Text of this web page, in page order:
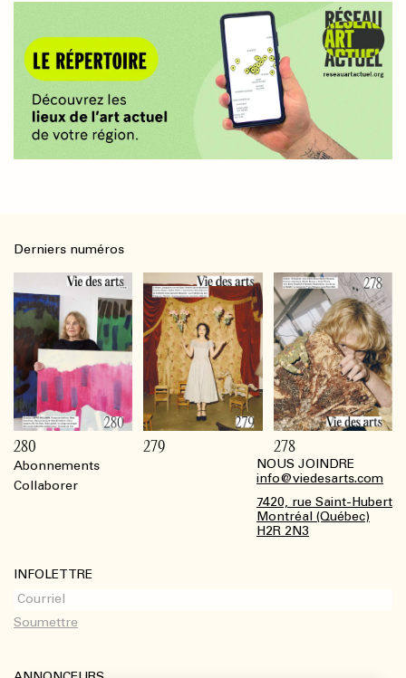
Abonnements
Collaborer
NOUS JOINDRE
info@viedesarts.com
7420, rue Saint-Hubert
Montréal (Québec)
H2R 2N3
INFOLETTRE
Derniers numéros
280 279 278